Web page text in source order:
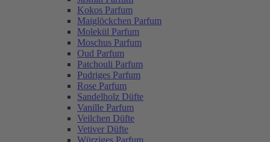
Kokos Parfum
Maiglöckchen Parfum
Molekül Parfum
Moschus Parfum
Oud Parfum
Patchouli Parfum
Pudriges Parfum
Rose Parfum
Sandelholz Düfte
Vanille Parfum
Veilchen Düfte
Vetiver Düfte
Würziges Parfum